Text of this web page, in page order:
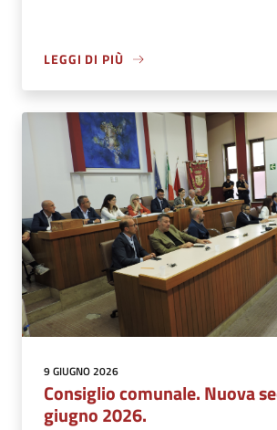
LEGGI DI PIÙ
9 GIUGNO 2026
Consiglio comunale. Nuova
giugno 2026.